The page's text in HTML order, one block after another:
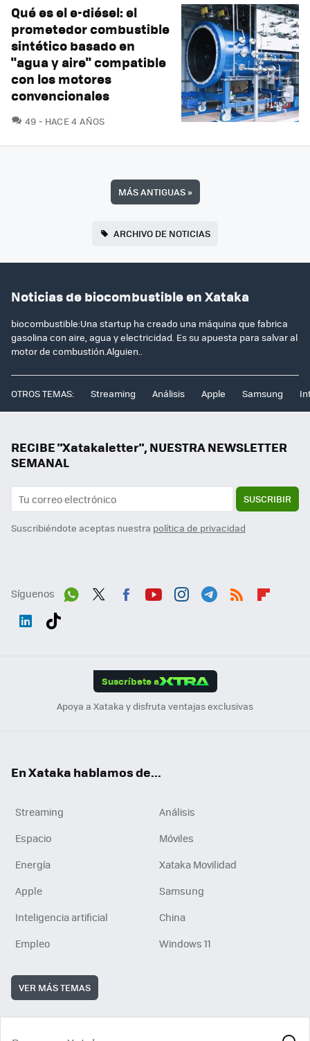
Qué es el e-diésel: el
prometedor combustible
sintético basado en
"agua y aire" compatible
con los motores
convencionales
49 COMENTARIOS
HACE 4 AÑOS
MÁS ANTIGUAS»
ARCHIVO DE NOTICIAS
Noticias de biocombustible en Xataka
biocombustible:Una startup ha creado una máquina que fabrica
gasolina con aire, agua y electricidad. Es su apuesta para salvar al
motor de combustión.Alguien..
OTROS TEMAS: Streaming Análisis Apple Samsung
RECIBE "Xatakaletter", NUESTRA NEWSLETTER
SEMANAL
SUSCRIBIR
Suscribiéndote aceptas nuestra política de privacidad
Síguenos
Suscríbete a
Apoya a Xataka y disfruta ventajas exclusivas
En Xataka hablamos de...
Streaming
Análisis
Espacio
Móviles
Energía
Xataka Movilidad
Apple
Samsung
Inteligencia artificial
China
Empleo
Windows 11
VER MÁS TEMAS